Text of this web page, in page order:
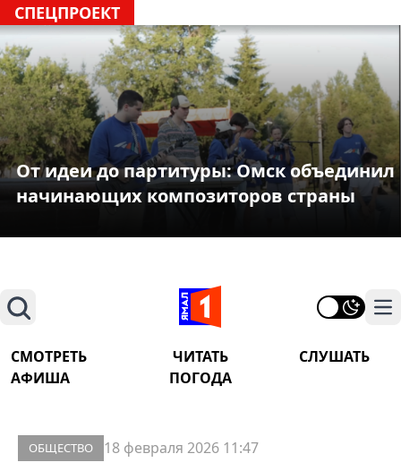
СПЕЦПРОЕКТ
От идеи до партитуры: Омск объединил
начинающих композиторов страны
Поиск
СМОТРЕТЬ ЧИТАТЬ
СЛУШАТЬ
АФИША
ПОГОДА
ОБЩЕСТВО 18 февраля 2026 11:47